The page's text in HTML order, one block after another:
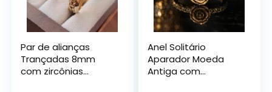
Par de alianças
Trançadas 8mm
com zircônias
Anel Solitário
Aparador Moeda
Antiga com